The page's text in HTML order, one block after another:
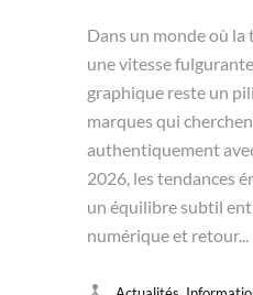
Dans un monde où la
une vitesse
graphique reste un
marques qui
authentiquement
2026, les tendances
un équilibre subtil
numérique et retour...